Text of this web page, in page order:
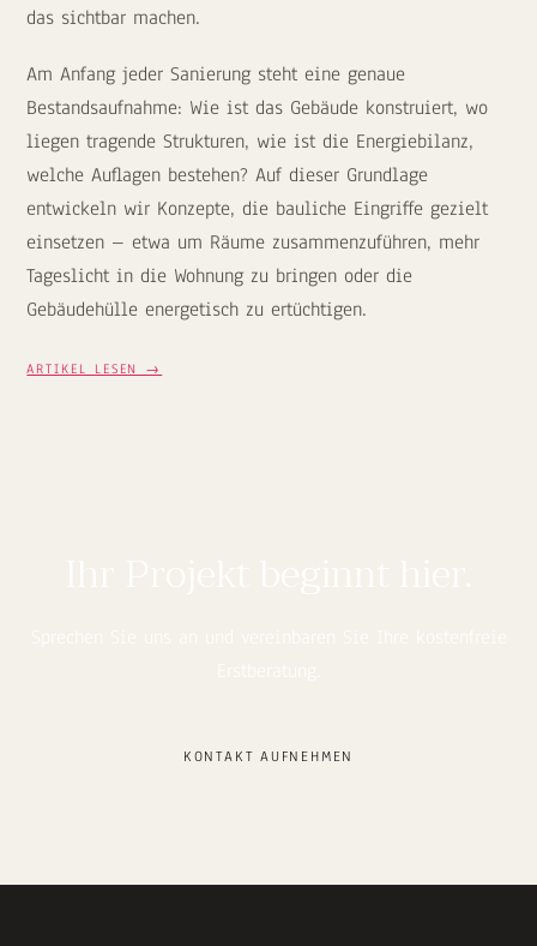
das sichtbar machen.
Am Anfang jeder Sanierung steht eine genaue
Bestandsaufnahme: Wie ist das Gebäude konstruiert, wo
liegen tragende Strukturen, wie ist die Energiebilanz,
welche Auflagen bestehen? Auf dieser Grundlage
entwickeln wir Konzepte, die bauliche Eingriffe gezielt
einsetzen – etwa um Räume zusammenzuführen, mehr
Tageslicht in die Wohnung zu bringen oder die
Gebäudehülle energetisch zu ertüchtigen.
ARTIKEL LESEN →
KONTAKT AUFNEHMEN